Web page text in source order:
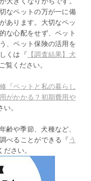
なペットの万が一に備
あります。大切なペッ
な心配をせず、ペット
、ペット保険の活用を
くは『 【調査結果】犬
覧ください。
『ペットと私の暮らし
がかかる？初期費用や
。
齢や季節、犬種など、
べることができる『 う
ださい。